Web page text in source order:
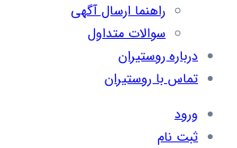
راهنما ارسال آگهی
سوالات متداول
درباره روستیران
تماس با روستیران
ورود
ثبت نام